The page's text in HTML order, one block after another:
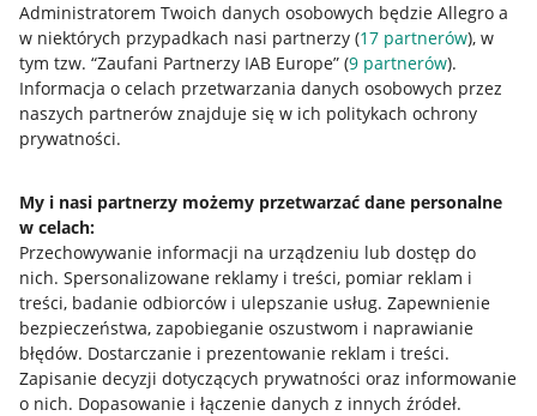
Administratorem Twoich danych osobowych będzie Allegro a
w niektórych przypadkach nasi partnerzy (17 partnerów), w
tym tzw. “Zaufani Partnerzy IAB Europe” (9 partnerów).
Informacja o celach przetwarzania danych osobowych przez
naszych partnerów znajduje się w ich politykach ochrony
prywatności.
My i nasi partnerzy możemy przetwarzać dane personalne
w celach:
Przechowywanie informacji na urządzeniu lub dostęp do
nich. Spersonalizowane reklamy i treści, pomiar reklam i
treści, badanie odbiorców i ulepszanie usług. Zapewnienie
bezpieczeństwa, zapobieganie oszustwom i naprawianie
błędów. Dostarczanie i prezentowanie reklam i treści.
Zapisanie decyzji dotyczących prywatności oraz informowanie
o nich. Dopasowanie i łączenie danych z innych źródeł.
Mapa miejscowości
Informacje prawne
Regulamin
Ustawienia plików "cookies"
Udostępnianie lokalizacji
Informacje dla Aktu o Usługach Cyfrowych
Pobierz aplikację